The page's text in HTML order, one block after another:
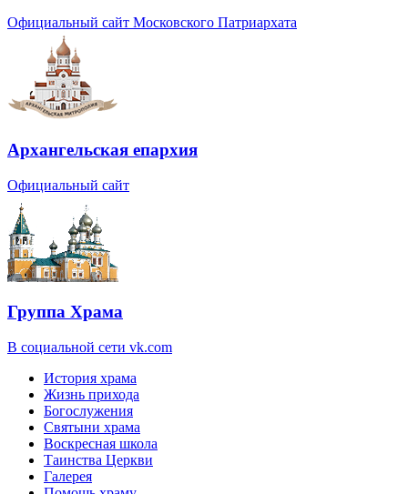
Официальный сайт Московского Патриархата
Архангельская епархия
Официальный сайт
Группа Храма
В социальной сети vk.com
История храма
Жизнь прихода
Богослужения
Святыни храма
Воскресная школа
Таинства Церкви
Галерея